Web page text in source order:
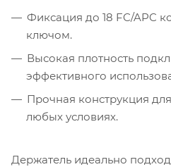
Фиксация до 18 FC/APC
ключом.
Высокая плотность
эффективного
Прочная конструкция
любых условиях.
Держатель идеально